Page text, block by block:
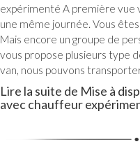
Saint-
Priest
VTC
Saint-
Priest
expérimenté A première vue
une même journée. Vous
Mais encore un groupe de
vous propose plusieurs type
van, nous pouvons
Lire la suite de Mise à
avec chauffeur